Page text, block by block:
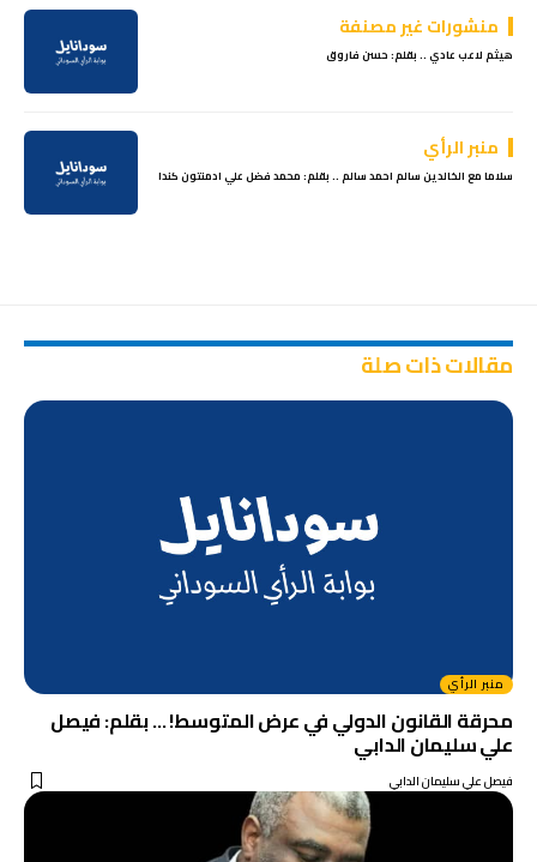
منشورات غير مصنفة
هيثم لاعب عادي .. بقلم: حسن فاروق
منبر الرأي
سلاما مع الخالدين سالم احمد سالم .. بقلم: محمد فضل علي ادمنتون كندا
مقالات ذات صلة
منبر الرأي
محرقة القانون الدولي في عرض المتوسط! … بقلم: فيصل
علي سليمان الدابي
فيصل علي سليمان الدابي